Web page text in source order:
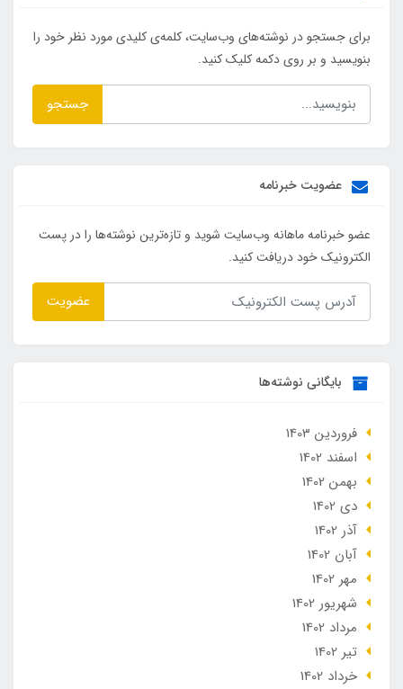
برای جستجو در نوشته‌های وب‌سایت، کلمه‌ی کلیدی مورد نظر خود را
بنویسید و بر روی دکمه کلیک کنید.
جستجو
عضویت خبرنامه
عضو خبرنامه ماهانه وب‌سایت شوید و تازه‌ترین نوشته‌ها را در پست
الکترونیک خود دریافت کنید.
عضویت
بایگانی نوشته‌ها
فروردین 1403
اسفند 1402
بهمن 1402
دی 1402
آذر 1402
آبان 1402
مهر 1402
شهریور 1402
مرداد 1402
تير 1402
خرداد 1402